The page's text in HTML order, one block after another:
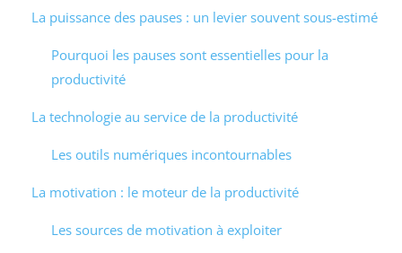
La puissance des pauses : un levier souvent sous-estimé
Pourquoi les pauses sont essentielles pour la
productivité
La technologie au service de la productivité
Les outils numériques incontournables
La motivation : le moteur de la productivité
Les sources de motivation à exploiter